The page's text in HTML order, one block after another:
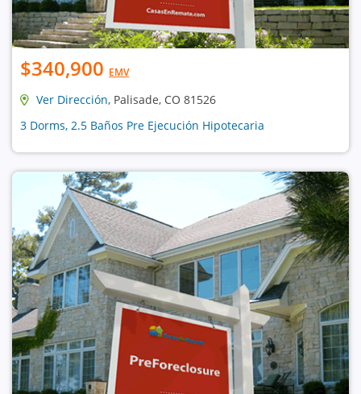
$340,900 EMV
Ver Dirección, Palisade, CO 81526
3 Dorms, 2.5 Baños Pre Ejecución Hipotecaria